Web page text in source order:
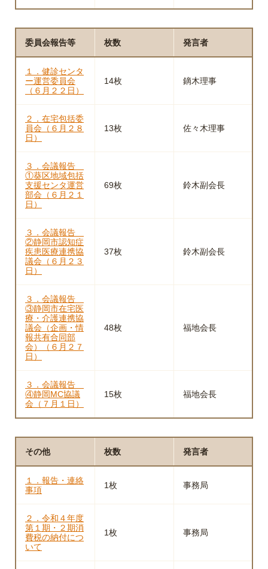
委員会報告等 枚数 発言者
１．健診センタ
ー運営委員会
（６月２２日）
14枚 鏑木理事
２．在宅包括委
員会（６月２８
日）
13枚 佐々木理事
３．会議報告
①葵区地域包括
支援センタ運営
部会（６月２１
日）
69枚 鈴木副会長
３．会議報告
②静岡市認知症
疾患医療連携協
議会（６月２３
日）
37枚 鈴木副会長
３．会議報告
③静岡市在宅医
療・介護連携協
議会（企画・情
報共有合同部
会）（６月２７
日）
48枚 福地会長
３．会議報告
④静岡MC協議
会（７月１日）
15枚 福地会長
その他 枚数 発言者
１．報告・連絡
事項
1枚 事務局
２．令和４年度
第１期・２期消
費税の納付につ
いて
1枚 事務局